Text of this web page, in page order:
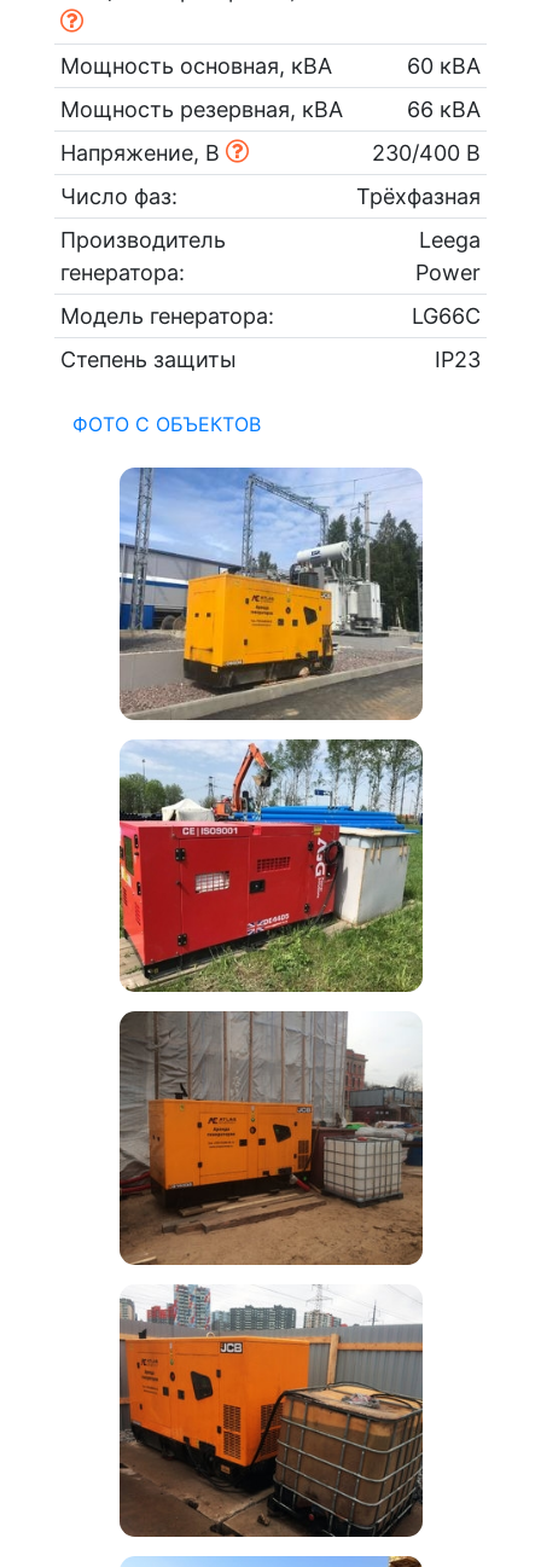
Мощность основная, кВА
60 кВА
Мощность резервная, кВА
66 кВА
Напряжение, В
230/400 В
Число фаз:
Трёхфазная
Производитель
генератора:
Leega
Power
Модель генератора:
LG66C
Степень защиты
IP23
ФОТО С ОБЪЕКТОВ